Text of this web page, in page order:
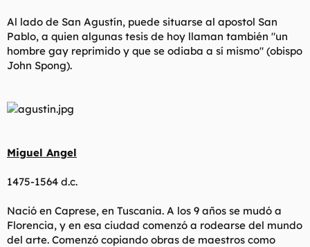
Al lado de San Agustín, puede situarse al apostol San
Pablo, a quien algunas tesis de hoy llaman también "un
hombre gay reprimido y que se odiaba a sí mismo" (obispo
John Spong).
Miguel Angel
1475-1564 d.c.
Nació en Caprese, en Tuscania. A los 9 años se mudó a
Florencia, y en esa ciudad comenzó a rodearse del mundo
del arte. Comenzó copiando obras de maestros como